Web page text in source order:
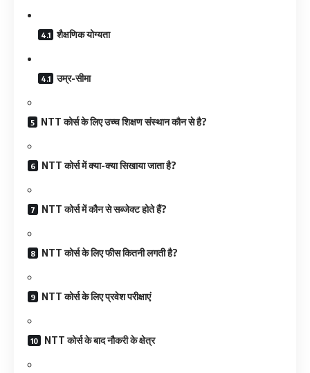
शैक्षणिक योग्यता
उम्र-सीमा
NTT कोर्स के लिए उच्च शिक्षण संस्थान कौन से है?
NTT कोर्स में क्या-क्या सिखाया जाता है?
NTT कोर्स में कौन से सब्जेक्ट होते हैं?
NTT कोर्स के लिए फीस कितनी लगती है?
NTT कोर्स के लिए प्रवेश परीक्षाएं
NTT कोर्स के बाद नौकरी के क्षेत्र